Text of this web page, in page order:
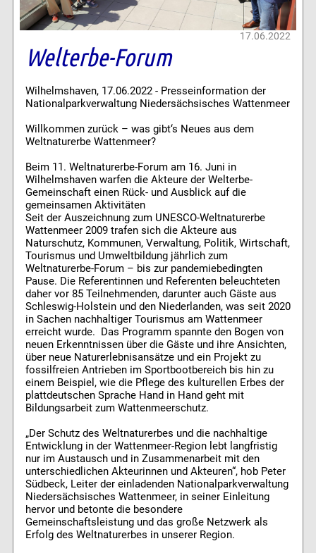
17.06.2022
Welterbe-Forum
Wilhelmshaven, 17.06.2022 - Presseinformation der
Nationalparkverwaltung Niedersächsisches Wattenmeer
Willkommen zurück – was gibt‘s Neues aus dem
Weltnaturerbe Wattenmeer?
Beim 11. Weltnaturerbe-Forum am 16. Juni in
Wilhelmshaven warfen die Akteure der Welterbe-
Gemeinschaft einen Rück- und Ausblick auf die
gemeinsamen Aktivitäten
Seit der Auszeichnung zum UNESCO-Weltnaturerbe
Wattenmeer 2009 trafen sich die Akteure aus
Naturschutz, Kommunen, Verwaltung, Politik, Wirtschaft,
Tourismus und Umweltbildung jährlich zum
Weltnaturerbe-Forum – bis zur pandemiebedingten
Pause. Die Referentinnen und Referenten beleuchteten
daher vor 85 Teilnehmenden, darunter auch Gäste aus
Schleswig-Holstein und den Niederlanden, was seit 2020
in Sachen nachhaltiger Tourismus am Wattenmeer
erreicht wurde. Das Programm spannte den Bogen von
neuen Erkenntnissen über die Gäste und ihre Ansichten,
über neue Naturerlebnisansätze und ein Projekt zu
fossilfreien Antrieben im Sportbootbereich bis hin zu
einem Beispiel, wie die Pflege des kulturellen Erbes der
plattdeutschen Sprache Hand in Hand geht mit
Bildungsarbeit zum Wattenmeerschutz.
„Der Schutz des Weltnaturerbes und die nachhaltige
Entwicklung in der Wattenmeer-Region lebt langfristig
nur im Austausch und in Zusammenarbeit mit den
unterschiedlichen Akteurinnen und Akteuren“, hob Peter
Südbeck, Leiter der einladenden Nationalparkverwaltung
Niedersächsisches Wattenmeer, in seiner Einleitung
hervor und betonte die besondere
Gemeinschaftsleistung und das große Netzwerk als
Erfolg des Weltnaturerbes in unserer Region.